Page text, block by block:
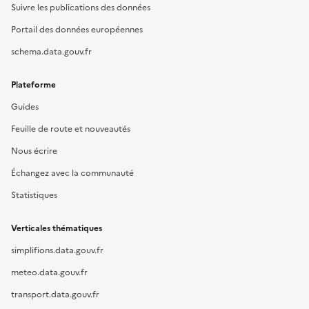
Suivre les publications des données
Portail des données européennes
schema.data.gouv.fr
Plateforme
Guides
Feuille de route et nouveautés
Nous écrire
Échangez avec la communauté
Statistiques
Verticales thématiques
simplifions.data.gouv.fr
meteo.data.gouv.fr
transport.data.gouv.fr